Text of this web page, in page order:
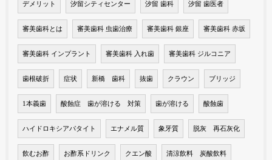
デメリット 汐留シティセンター 汐留 歯科 汐留 歯医者
審美歯科とは 審美歯科 虫歯治療 審美歯科 銀座 審美歯科 赤坂
審美歯科 インプラント 審美歯科 入れ歯 審美歯科 ジルコニア
歯根破折 症状 新橋 歯科 抜歯 クラウン ブリッジ
1本義歯 酸蝕症 歯が溶ける 対策 歯が溶ける 酸蝕歯
ハイドロキシアパタイト エナメル質 象牙質 脱灰 再石灰化
飲むお酢 お酢系ドリンク クエン酸 清涼飲料 炭酸飲料